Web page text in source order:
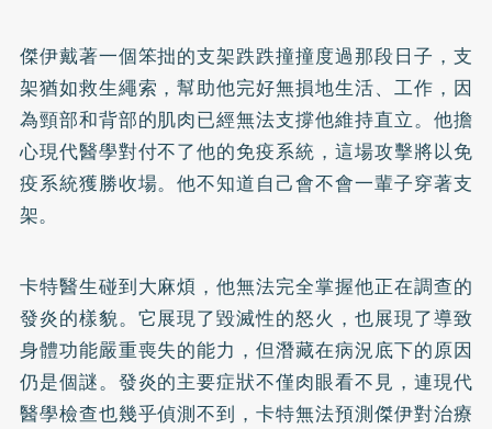
傑伊戴著一個笨拙的支架跌跌撞撞度過那段日子，支
架猶如救生繩索，幫助他完好無損地生活、工作，因
為頸部和背部的肌肉已經無法支撐他維持直立。他擔
心現代醫學對付不了他的免疫系統，這場攻擊將以免
疫系統獲勝收場。他不知道自己會不會一輩子穿著支
架。
卡特醫生碰到大麻煩，他無法完全掌握他正在調查的
發炎的樣貌。它展現了毀滅性的怒火，也展現了導致
身體功能嚴重喪失的能力，但潛藏在病況底下的原因
仍是個謎。發炎的主要症狀不僅肉眼看不見，連現代
醫學檢查也幾乎偵測不到，卡特無法預測傑伊對治療